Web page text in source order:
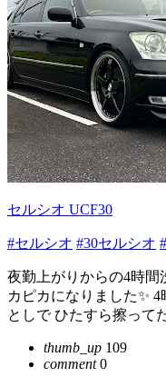
セルシオ UCF30
#セルシオ #30セルシオ
夜勤上がりからの4時間
カピカになりました✨
としで ひたすら擦って
thumb_up 109
comment0